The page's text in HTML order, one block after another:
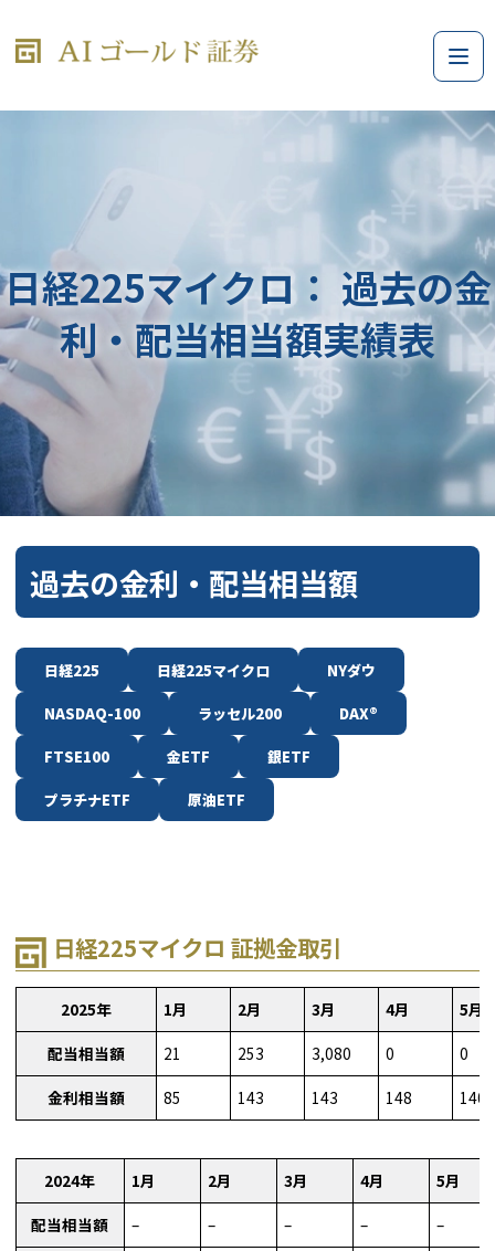
日経225マイクロ： 過去の金
利・配当相当額実績表
過去の金利・配当相当額
日経225 日経225マイクロ NYダウ
NASDAQ-100 ラッセル200 DAX®
FTSE100 金ETF 銀ETF
プラチナETF 原油ETF
日経225マイクロ 証拠金取引
2025年 1月 2月 3月 4月
5月
配当相当額
21 253 3,080 0
0
金利相当額
85 143 143 148 140
2024年 1月 2月 3月 4月
5月
配当相当額
– – – –
–